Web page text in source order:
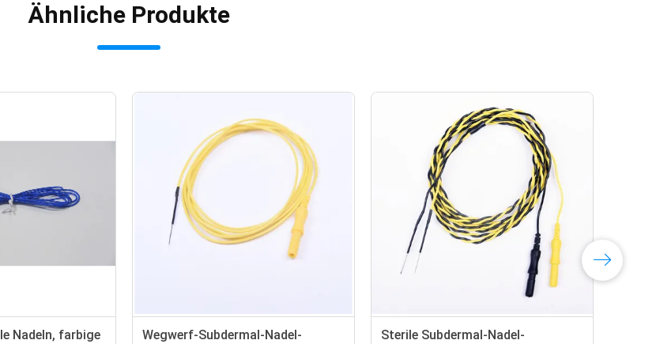
Ähnliche Produkte
Sterile Subdermal-Nadel-
Wegwerf-Nadel-Elektrode IONM-
Einzelner Korkenzieher-